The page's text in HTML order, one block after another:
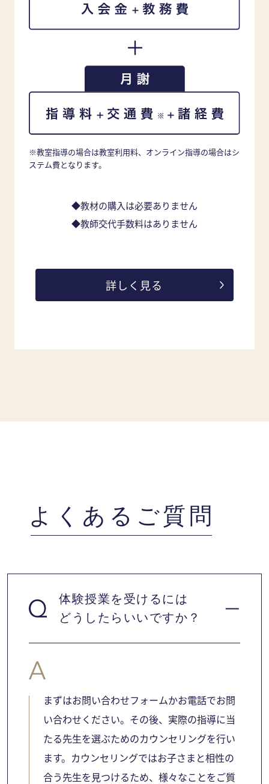
※教室指導の場合は教室利用料、オンライン指導の場合はシ
ステム費となります。
◆教材の購入は必要ありません
◆教師交代手数料はありません
詳しく見る
よくあるご質問
体験授業を受けるには
どうしたらいいですか？
まずはお問い合わせフォームかお電話でお問
い合わせください。その後、実際の指導に当
たる先生を選ぶためのカウンセリングを行い
ます。カウンセリングではお子さまと相性の
合う先生を見つけるため、様々なことをご質